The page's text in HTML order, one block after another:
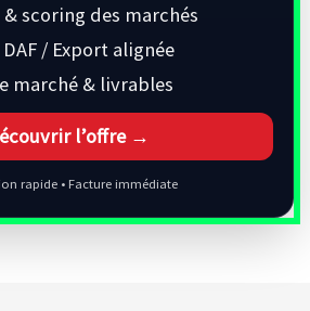
scoring des marchés
/ Export alignée
marché & livrables
l’offre →
rapide • Facture immédiate